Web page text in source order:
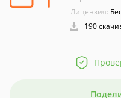
Лицензия:
190